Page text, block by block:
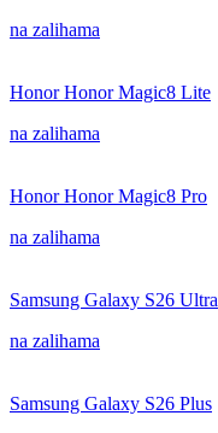
na zalihama
Honor Honor Magic8 Lite
na zalihama
Honor Honor Magic8 Pro
na zalihama
Samsung Galaxy S26 Ultra
na zalihama
Samsung Galaxy S26 Plus